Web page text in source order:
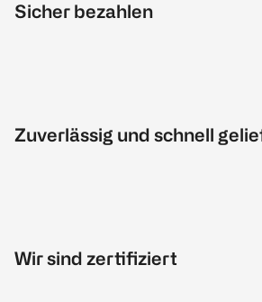
Sicher bezahlen
Zuverlässig und schnell
Wir sind zertifiziert